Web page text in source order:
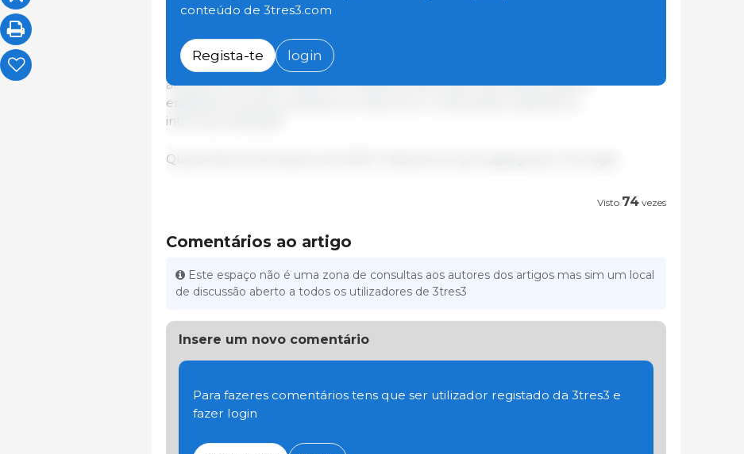
importância da criação de condições que promovam o acesso aos mercados,
Esta aprovação permite agora que um maior número de operadores nacionais
aceda ao mercado chinês. Em 2018, já tinham sido autorizados quatro
estabelecimentos, juntando-se mais cinco e reforçando a aposta na
internacionalização.
Quinta-feira, 9 de Janeiro de 2020 / https://www.portugal.gov.pt / Portugal
conteúdo de 3tres3.com
Regista-te login
Visto 74 vezes
Comentários ao artigo
Este espaço não é uma zona de consultas aos autores dos artigos mas sim um local
de discussão aberto a todos os utilizadores de 3tres3
Insere um novo comentário
Para fazeres comentários tens que ser utilizador registado da 3tres3 e
fazer login